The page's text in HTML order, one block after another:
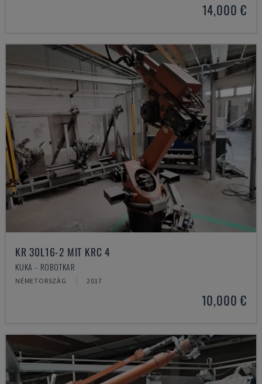
14,000 €
KR 30L16-2 MIT KRC 4
KUKA - ROBOTKAR
NÉMETORSZÁG 2017
10,000 €